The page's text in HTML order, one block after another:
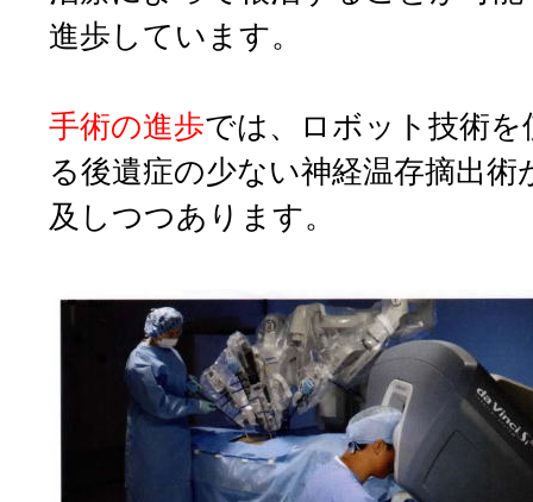
進歩しています。
手術の進歩では、ロボット技術
る後遺症の少ない神経温存摘出術
及しつつあります。